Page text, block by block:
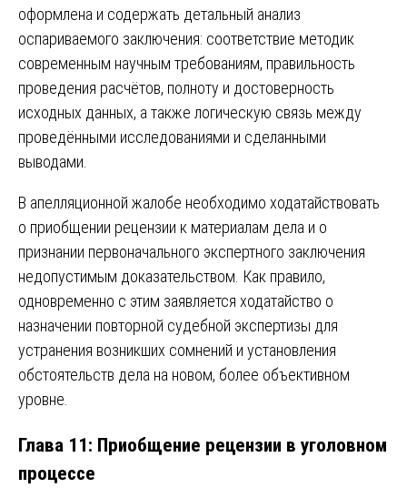
оформлена и содержать детальный анализ
оспариваемого заключения: соответствие методик
современным научным требованиям, правильность
проведения расчётов, полноту и достоверность
исходных данных, а также логическую связь между
проведёнными исследованиями и сделанными
выводами.
В апелляционной жалобе необходимо ходатайствовать
о приобщении рецензии к материалам дела и о
признании первоначального экспертного заключения
недопустимым доказательством. Как правило,
одновременно с этим заявляется ходатайство о
назначении повторной судебной экспертизы для
устранения возникших сомнений и установления
обстоятельств дела на новом, более объективном
уровне.
Глава 11: Приобщение рецензии в уголовном
процессе